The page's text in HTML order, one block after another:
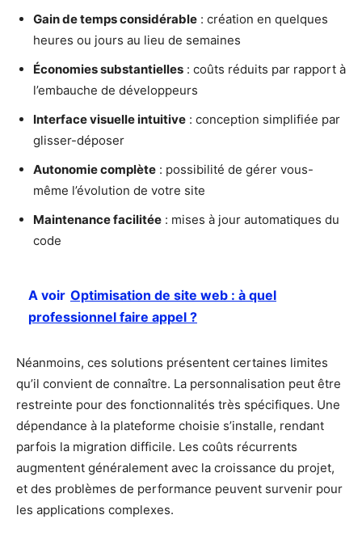
Gain de temps considérable : création en quelques
heures ou jours au lieu de semaines
Économies substantielles : coûts réduits par rapport à
l’embauche de développeurs
Interface visuelle intuitive : conception simplifiée par
glisser-déposer
Autonomie complète : possibilité de gérer vous-
même l’évolution de votre site
Maintenance facilitée : mises à jour automatiques du
code
A voir Optimisation de site web : à quel
professionnel faire appel ?
Néanmoins, ces solutions présentent certaines limites
qu’il convient de connaître. La personnalisation peut être
restreinte pour des fonctionnalités très spécifiques. Une
dépendance à la plateforme choisie s’installe, rendant
parfois la migration difficile. Les coûts récurrents
augmentent généralement avec la croissance du projet,
et des problèmes de performance peuvent survenir pour
les applications complexes.